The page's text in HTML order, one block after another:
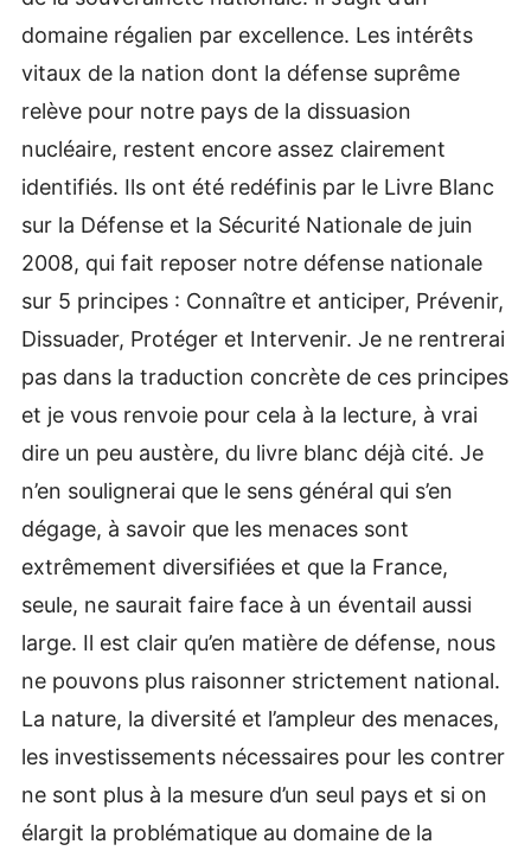
domaine régalien par excellence. Les intérêts
vitaux de la nation dont la défense suprême
relève pour notre pays de la dissuasion
nucléaire, restent encore assez clairement
identifiés. Ils ont été redéfinis par le Livre Blanc
sur la Défense et la Sécurité Nationale de juin
2008, qui fait reposer notre défense nationale
sur 5 principes : Connaître et anticiper, Prévenir,
Dissuader, Protéger et Intervenir. Je ne rentrerai
pas dans la traduction concrète de ces principes
et je vous renvoie pour cela à la lecture, à vrai
dire un peu austère, du livre blanc déjà cité. Je
n’en soulignerai que le sens général qui s’en
dégage, à savoir que les menaces sont
extrêmement diversifiées et que la France,
seule, ne saurait faire face à un éventail aussi
large. Il est clair qu’en matière de défense, nous
ne pouvons plus raisonner strictement national.
La nature, la diversité et l’ampleur des menaces,
les investissements nécessaires pour les contrer
ne sont plus à la mesure d’un seul pays et si on
élargit la problématique au domaine de la